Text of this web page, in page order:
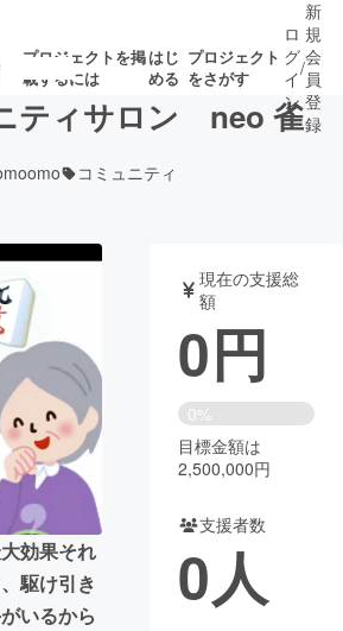
プロジェクトを掲
載するには
はじ
める
プロジェクト
をさがす
真
ー・ガジェット ゲーム・サ
書籍・雑誌
起業 チャレンジ
・地域活性化
ロ
グ
イ
ン
/
新
規
会
員
登
録
ティサロン neo 雀
コミュニティ
効果それ
駆け引き
いるから
現在の支援総
額
0円
0%
目標金額は
2,500,000円
支援者数
0人